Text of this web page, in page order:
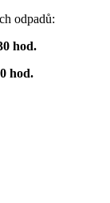
odpadů:
hod.
hod.